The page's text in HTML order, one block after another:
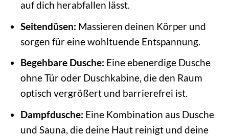
auf dich herabfallen lässt.
Seitendüsen: Massieren deinen Körper und
sorgen für eine wohltuende Entspannung.
Begehbare Dusche: Eine ebenerdige Dusche
ohne Tür oder Duschkabine, die den Raum
optisch vergrößert und barrierefrei ist.
Dampfdusche: Eine Kombination aus Dusche
und Sauna, die deine Haut reinigt und deine